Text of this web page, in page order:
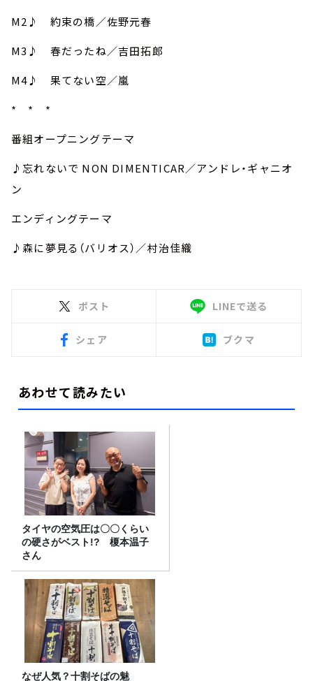
M2♪ 約束の橋／佐野元春
M3♪ 春だったね／吉田拓郎
M4♪ 果てない空／嵐
* * *
番組オープニングテーマ
♪忘れないで NON DIMENTICAR／アンドレ・ギャニオ
ン
エンディングテーマ
♪森に夢見る（バリオス）／村治佳織
ポスト LINEで送る
シェア ブクマ
あわせて読みたい
タイヤの空気圧は〇〇くらい
の硬さがベスト!? 榎本温子
さん
なぜ人気？十割そばの魅